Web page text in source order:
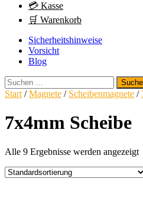
💳 Kasse
🛒 Warenkorb
Sicherheitshinweise
Vorsicht
Blog
Suchen
nach:
Start /Magnete / Scheibenmagnete /
7x4mm Scheibe
Alle 9 Ergebnisse werden angezeigt